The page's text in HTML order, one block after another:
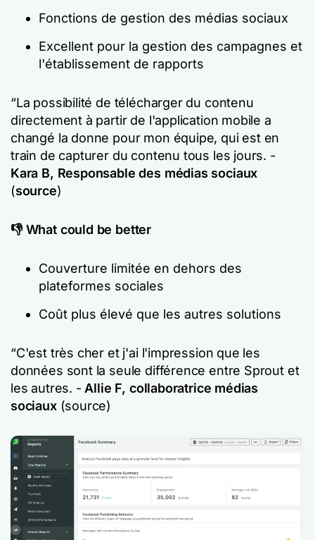
Fonctions de gestion des médias sociaux
Excellent pour la gestion des campagnes et
l'établissement de rapports
“La possibilité de télécharger du contenu
directement à partir de l'application mobile a
changé la donne pour mon équipe, qui est en
train de capturer du contenu tous les jours. -
Kara B, Responsable des médias sociaux
(source)
👎 What could be better
Couverture limitée en dehors des
plateformes sociales
Coût plus élevé que les autres solutions
“C'est très cher et j'ai l'impression que les
données sont la seule différence entre Sprout et
les autres. -Allie F, collaboratrice médias
sociaux (source)